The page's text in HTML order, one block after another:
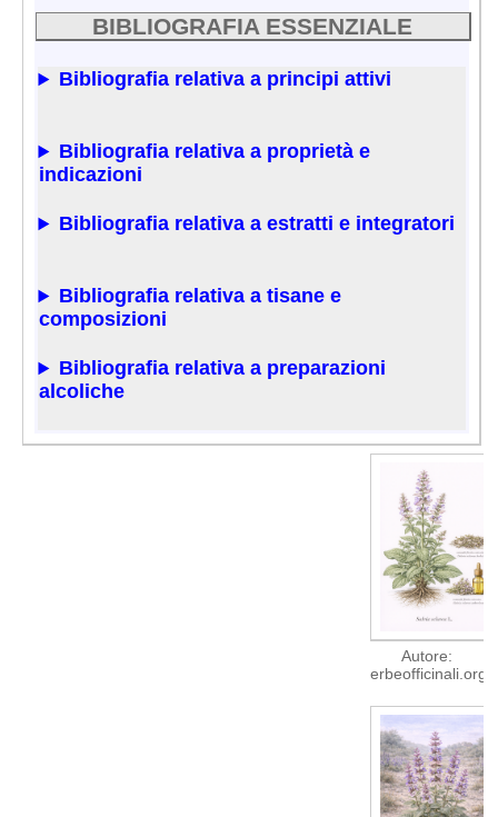
BIBLIOGRAFIA ESSENZIALE
Bibliografia relativa a principi attivi
Bibliografia relativa a proprietà e
indicazioni
Bibliografia relativa a estratti e integratori
Bibliografia relativa a tisane e
composizioni
Bibliografia relativa a preparazioni
alcoliche
Autore:
erbeofficinali.org